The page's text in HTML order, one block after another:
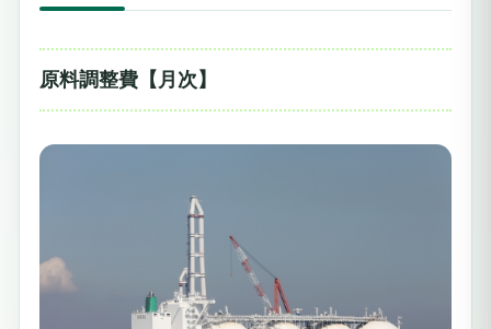
原料調整費【月次】